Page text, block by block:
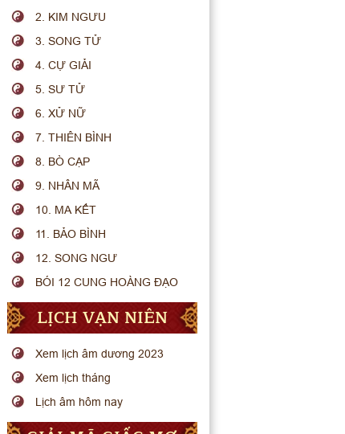
2. KIM NGƯU
3. SONG TỬ
4. CỰ GIẢI
5. SƯ TỬ
6. XỬ NỮ
7. THIÊN BÌNH
8. BÒ CẠP
9. NHÂN MÃ
10. MA KẾT
11. BẢO BÌNH
12. SONG NGƯ
BÓI 12 CUNG HOÀNG ĐẠO
LỊCH VẠN NIÊN
Xem lịch âm dương 2023
Xem lịch tháng
Lịch âm hôm nay